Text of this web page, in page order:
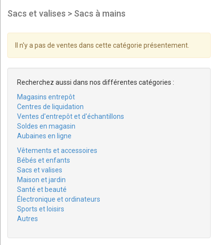
Sacs et valises > Sacs à mains
Il n'y a pas de ventes dans cette catégorie présentement.
Recherchez aussi dans nos différentes catégories :
Magasins entrepôt
Centres de liquidation
Ventes d'entrepôt et d'échantillons
Soldes en magasin
Aubaines en ligne
Vêtements et accessoires
Bébés et enfants
Sacs et valises
Maison et jardin
Santé et beauté
Électronique et ordinateurs
Sports et loisirs
Autres